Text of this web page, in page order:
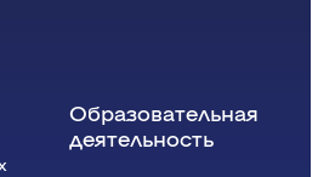
Образовательная
деятельность